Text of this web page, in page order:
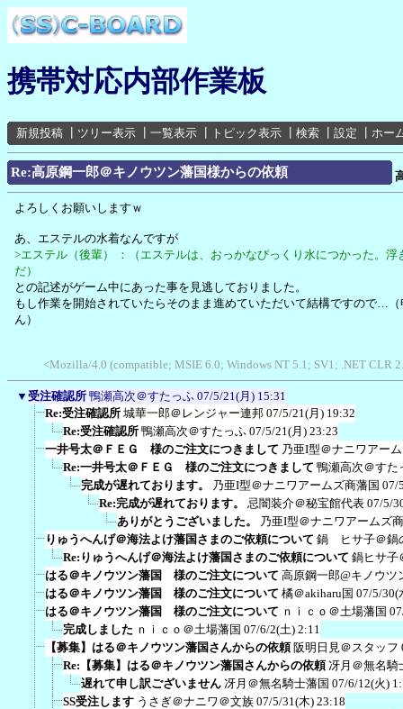
携帯対応内部作業板
新規投稿 ツリー表示 一覧表示 トピック表示 検索 設定 ホー
Re:高原鋼一郎＠キノウツン藩国様からの依頼
よろしくお願いしますｗ
あ、エステルの水着なんですが
>エステル（後輩） ：（エステルは、おっかなびっくり水につかった。浮
だ）
との記述がゲーム中にあった事を見逃しておりました。
もし作業を開始されていたらそのまま進めていただいて結構ですので…
ん）
<Mozilla/4.0 (compatible; MSIE 6.0; Windows NT 5.1; SV1; .NET
▼ 受注確認所 鴨瀬高次＠すたっふ 07/5/21(月) 15:31
Re:受注確認所 城華一郎＠レンジャー連邦 07/5/21(月) 19:32
Re:受注確認所 鴨瀬高次＠すたっふ 07/5/21(月) 23:23
一井号太＠ＦＥＧ 様のご注文につきまして 乃亜I型＠ナニワアー
Re:一井号太＠ＦＥＧ 様のご注文につきまして 鴨瀬高次＠すた
完成が遅れております。
乃亜I型＠ナニワアームズ商藩国 07/
Re:完成が遅れております。
忌闇装介＠秘宝館代表 07/5/
ありがとうございました。
乃亜I型＠ナニワアームズ
りゅうへんげ＠海法よけ藩国さまのご依頼について 鍋 ヒサ子＠鍋
Re:りゅうへんげ＠海法よけ藩国さまのご依頼について 鍋ヒサ子
はる＠キノウツン藩国 様のご注文について 高原鋼一郎@キノウツ
はる＠キノウツン藩国 様のご注文について 橘＠akiharu国 07/5/30(
はる＠キノウツン藩国 様のご注文について ｎｉｃｏ＠土場藩国
完成しました ｎｉｃｏ＠土場藩国 07/6/2(土) 2:11
【募集】はる＠キノウツン藩国さんからの依頼 阪明日見＠スタッフ
Re:【募集】はる＠キノウツン藩国さんからの依頼 冴月＠無名騎
遅れて申し訳ございません 冴月＠無名騎士藩国 07/6/12(火)
SS受注します うさぎ＠ナニワ＠文族 07/5/31(木) 23:18